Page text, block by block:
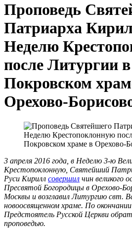
Проповедь
Патриарха
Неделю
после Литургии в
Покровском
Орехово-
3 апреля 2016 года, в Неделю 3-ю
Крестопоклонную, Святейший
Руси Кирилл совершил чин великого
Пресвятой Богородицы в Ореховo-
Москвы и возглавил Литургию свт.
новоосвященном храме. По
Предстоятель Русской Церкви
проповедью.